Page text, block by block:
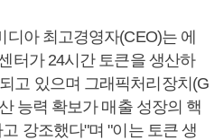
아 최고경영자(CEO)는 에
터가 24시간 토큰을 생산하
고 있으며 그래픽처리장치(G
능력 확보가 매출 성장의 핵
강조했다"며 "이는 토큰 생